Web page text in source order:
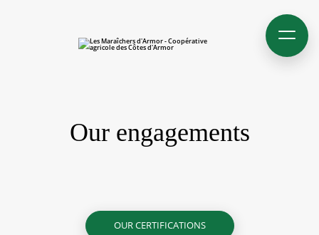
Our engagements
OUR CERTIFICATIONS